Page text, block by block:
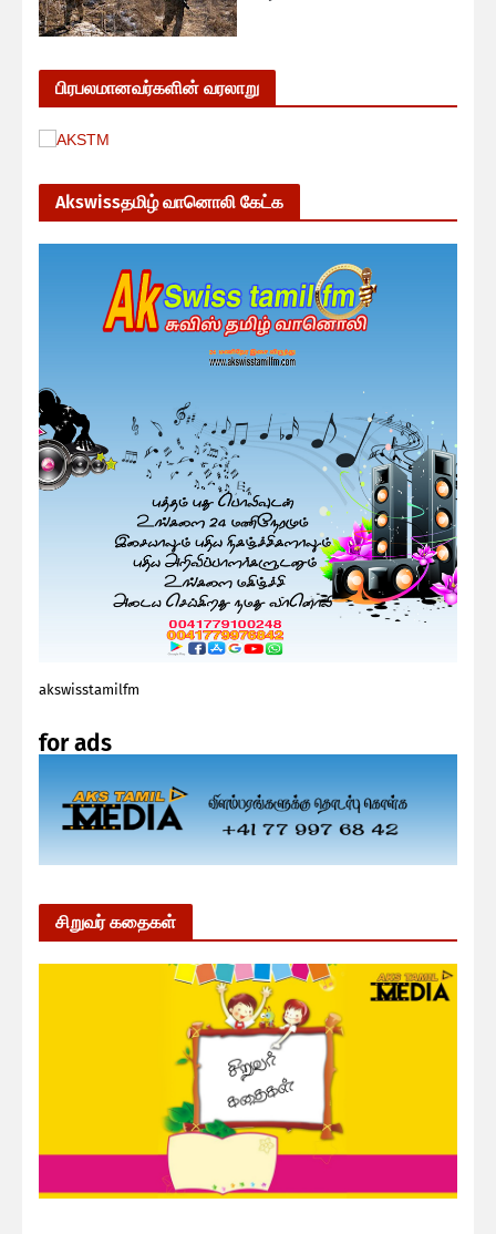
பிரபலமானவர்களின் வரலாறு
Akswissதமிழ் வானொலி கேட்க
akswisstamilfm
for ads
சிறுவர் கதைகள்